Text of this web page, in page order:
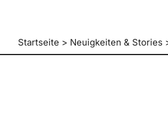
Startseite > Neuigkeiten & Stories